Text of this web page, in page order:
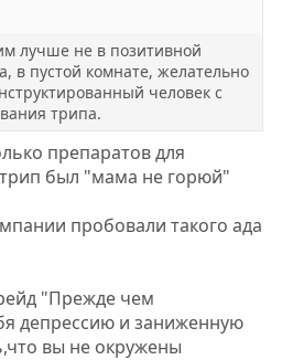
лучше не в позитивной
в пустой комнате, желательно
человек с
трипа.
препаратов для
был "мама не горюй"
пробовали такого ада
"Прежде чем
депрессию и заниженную
вы не окружены